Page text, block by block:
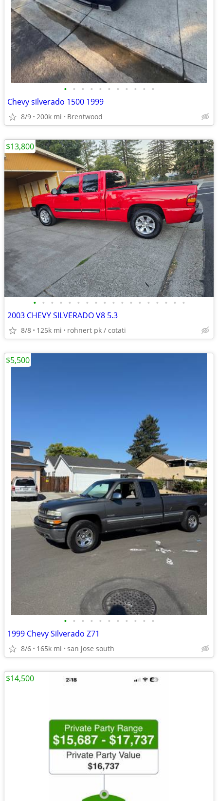
• • • • • • • • • • •
Chevy silverado 1500 1999
8/9 200k mi Brentwood
• • • • • • • • • • • • • • • • • •
2003 CHEVY SILVERADO V8 5.3
8/8 125k mi rohnert pk / cotati
$13,800
• • • • • • • • • • •
1999 Chevy Silverado Z71
8/6 165k mi san jose south
$5,500
$14,500